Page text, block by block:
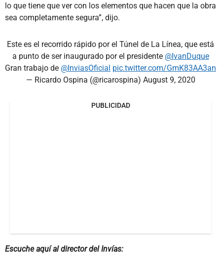
lo que tiene que ver con los elementos que hacen que la obra
sea completamente segura”, dijo.
Este es el recorrido rápido por el Túnel de La Línea, que está
a punto de ser inaugurado por el presidente @IvanDuque
Gran trabajo de @InviasOficial pic.twitter.com/GmK83AA3an
— Ricardo Ospina (@ricarospina) August 9, 2020
PUBLICIDAD
Escuche aquí al director del Invías: